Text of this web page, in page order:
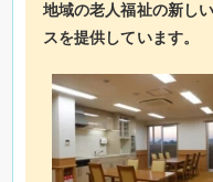
地域の老人福祉の新し
スを提供しています。